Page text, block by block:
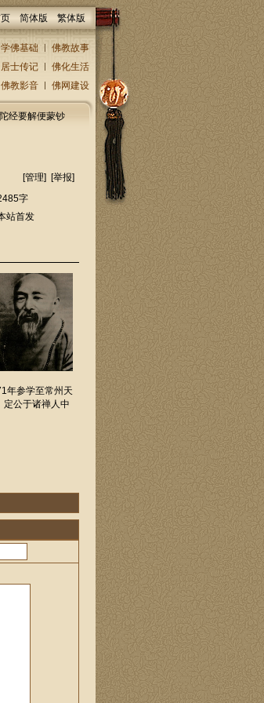
页 简体版 繁体版
学佛基础
佛教故事
居士传记
佛化生活
佛教影音 佛网建设
经要解便蒙钞
[管理] [举报]
字
站首发
年参学至常州天
定公于诸禅人中